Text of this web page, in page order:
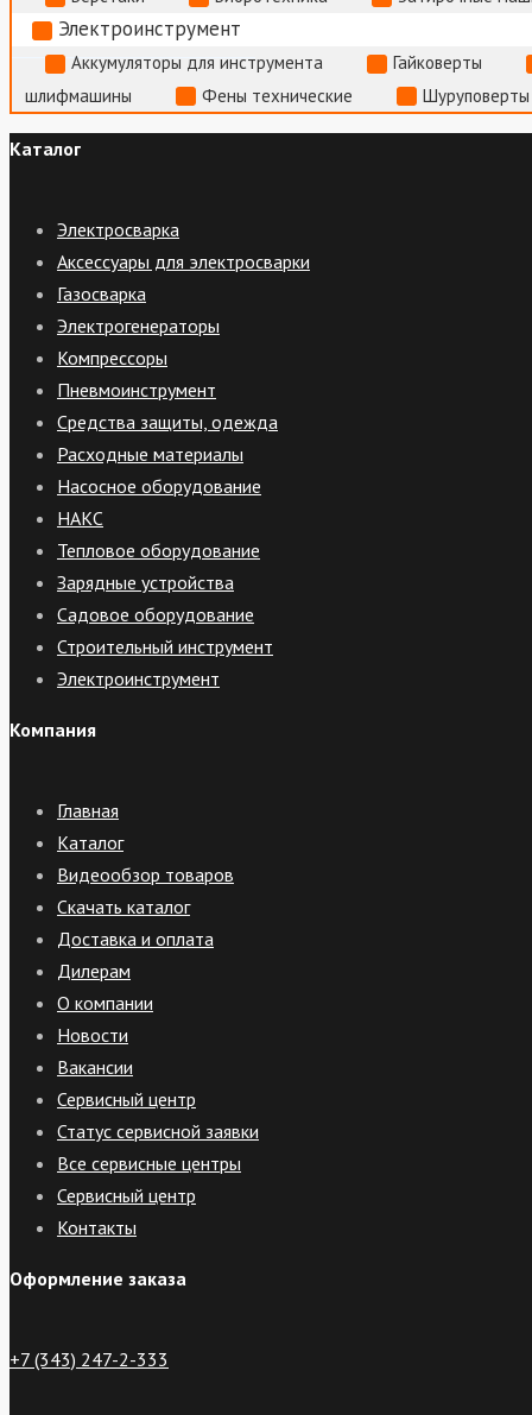
Электроинструмент
Аккумуляторы для инструмента
Гайковерты
шлифмашины
Фены технические
Каталог
Электросварка
Аксессуары для электросварки
Газосварка
Электрогенераторы
Компрессоры
Пневмоинструмент
Средства защиты, одежда
Расходные материалы
Насосное оборудование
НАКС
Тепловое оборудование
Зарядные устройства
Садовое оборудование
Строительный инструмент
Электроинструмент
Компания
Главная
Каталог
Видеообзор товаров
Скачать каталог
Доставка и оплата
Дилерам
О компании
Новости
Вакансии
Сервисный центр
Статус сервисной заявки
Все сервисные центры
Сервисный центр
Контакты
Оформление заказа
+7 (343) 247-2-333